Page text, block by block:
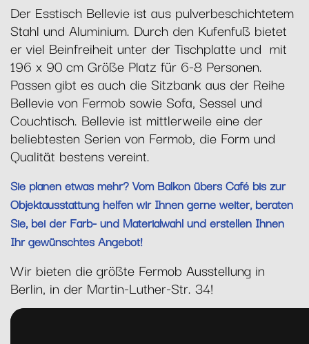
Der Esstisch Bellevie ist aus pulverbeschichtetem
Stahl und Aluminium. Durch den Kufenfuß bietet
er viel Beinfreiheit unter der Tischplatte und mit
196 x 90 cm Größe Platz für 6-8 Personen.
Passen gibt es auch die Sitzbank aus der Reihe
Bellevie von Fermob sowie Sofa, Sessel und
Couchtisch. Bellevie ist mittlerweile eine der
beliebtesten Serien von Fermob, die Form und
Qualität bestens vereint.
Sie planen etwas mehr? Vom Balkon übers Café bis zur
Objektausstattung helfen wir Ihnen gerne weiter, beraten
Sie, bei der Farb- und Materialwahl und erstellen Ihnen
Ihr gewünschtes Angebot!
Wir bieten die größte Fermob Ausstellung in
Berlin, in der Martin-Luther-Str. 34!